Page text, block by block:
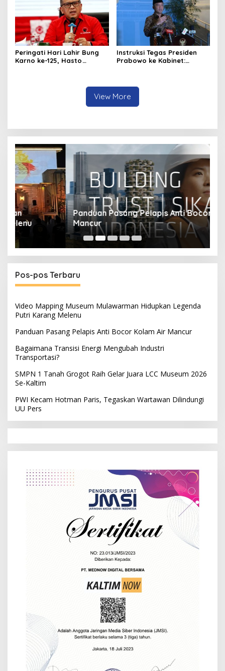
Peringati Hari Lahir Bung
Karno ke-125, Hasto
Instruksi Tegas Presiden
Prabowo ke Kabinet:
View More
Panduan Pasang Pelapis Anti Bocor Kolam Air
Mancur
Pos-pos Terbaru
Video Mapping Museum Mulawarman Hidupkan Legenda
Putri Karang Melenu
Panduan Pasang Pelapis Anti Bocor Kolam Air Mancur
Bagaimana Transisi Energi Mengubah Industri
Transportasi?
SMPN 1 Tanah Grogot Raih Gelar Juara LCC Museum 2026
Se-Kaltim
PWI Kecam Hotman Paris, Tegaskan Wartawan Dilindungi
UU Pers